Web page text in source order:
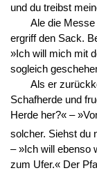
und du treibst
Ale die
ergriff den Sack.
»Ich will mich mit
sogleich
Als er
Schafherde und
Herde her?« –
solcher. Siehst du
– »Ich will ebenso
zum Ufer.« Der